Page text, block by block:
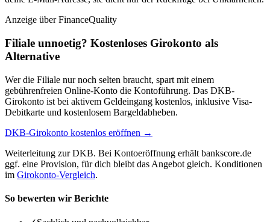
Anzeige über FinanceQuality
Filiale unnoetig? Kostenloses Girokonto als
Alternative
Wer die Filiale nur noch selten braucht, spart mit einem
gebührenfreien Online-Konto die Kontoführung. Das DKB-
Girokonto ist bei aktivem Geldeingang kostenlos, inklusive Visa-
Debitkarte und kostenlosem Bargeldabheben.
DKB-Girokonto kostenlos eröffnen →
Weiterleitung zur DKB. Bei Kontoeröffnung erhält bankscore.de
ggf. eine Provision, für dich bleibt das Angebot gleich. Konditionen
im Girokonto-Vergleich.
So bewerten wir Berichte